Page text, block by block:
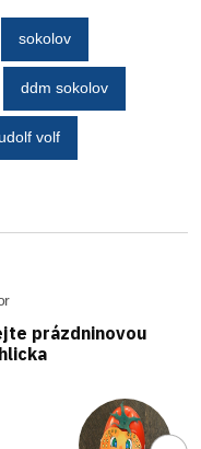
sokolov
ddm sokolov
volf
prázdninovou